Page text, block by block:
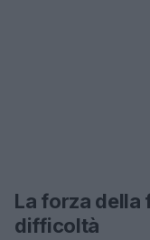
La forza della
difficoltà